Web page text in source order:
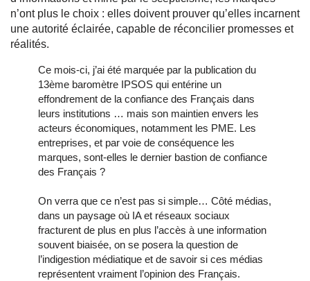
n’ont plus le choix : elles doivent prouver qu’elles incarnent
une autorité éclairée, capable de réconcilier promesses et
réalités.
Ce mois-ci, j’ai été marquée par la publication du
13ème baromètre IPSOS qui entérine un
effondrement de la confiance des Français dans
leurs institutions … mais son maintien envers les
acteurs économiques, notamment les PME. Les
entreprises, et par voie de conséquence les
marques, sont-elles le dernier bastion de confiance
des Français ?
On verra que ce n’est pas si simple… Côté médias,
dans un paysage où IA et réseaux sociaux
fracturent de plus en plus l’accès à une information
souvent biaisée, on se posera la question de
l’indigestion médiatique et de savoir si ces médias
représentent vraiment l’opinion des Français.